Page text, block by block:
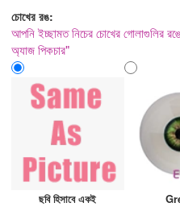
চোখের রঙ:
আপনি ইচ্ছামত নিচের চোখের গোলাগুলির
অ্যাজ পিকচার"
ছবি হিসাবে একই